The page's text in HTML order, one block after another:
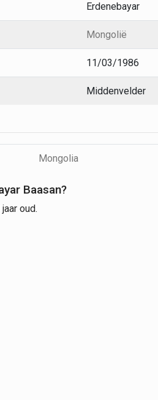
Erdenebayar
Mongolië
11/03/1986
Middenvelder
Mongolia
Baasan?
oud.